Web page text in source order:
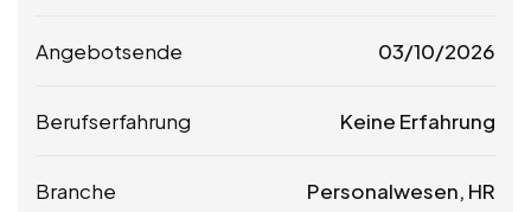
Angebotsende 03/10/2026
Berufserfahrung Keine Erfahrung
Branche Personalwesen, HR